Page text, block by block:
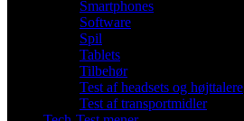
Smartphones
Software
Spil
Tablets
Tilbehør
Test af headsets og højttalere
Test af transportmidler